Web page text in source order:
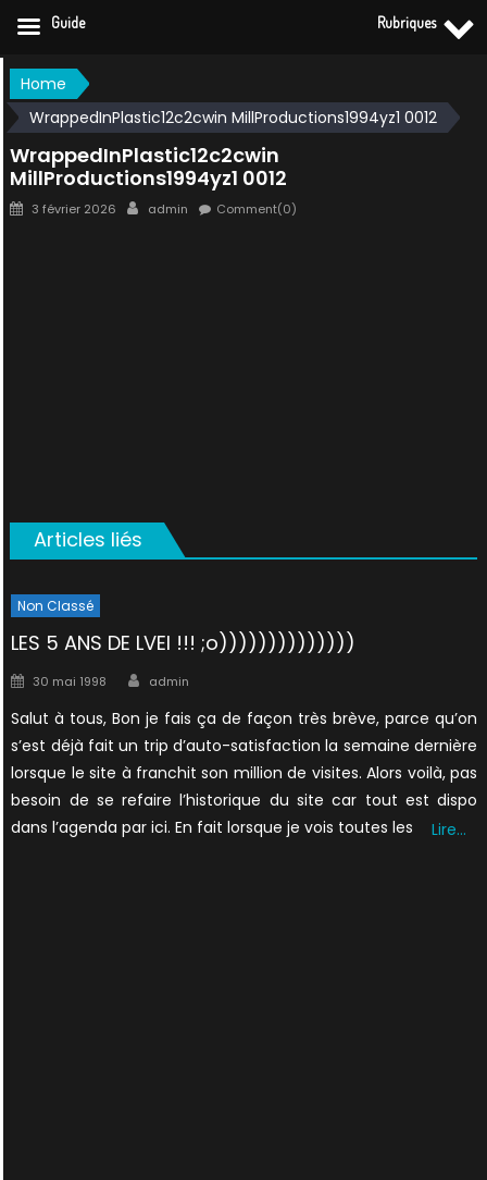
Skip
to
content
Home
WrappedInPlastic12c2cwin MillProductions1994yz1 0012
WrappedInPlastic12c2cwin
MillProductions1994yz1 0012
Posted
3 février 2026 Author
admin Comment(0)
Articles liés
Non Classé
LES 5 ANS DE LVEI !!! ;o))))))))))))))
Posted
30 mai 1998 Author
admin
Salut à tous, Bon je fais ça de façon très brève, parce qu’on
s’est déjà fait un trip d’auto-satisfaction la semaine dernière
lorsque le site à franchit son million de visites. Alors voilà, pas
besoin de se refaire l’historique du site car tout est dispo
dans l’agenda par ici. En fait lorsque je vois toutes les
Lire…
Guide Rubriques